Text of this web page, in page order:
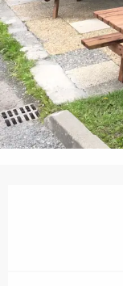
a
l